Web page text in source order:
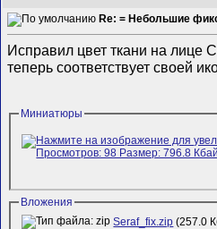
Re: = Небольшие
Исправил цвет ткани на лице
теперь соответствует своей
Миниатюры
Вложения
Seraf_fix.zip (257.0